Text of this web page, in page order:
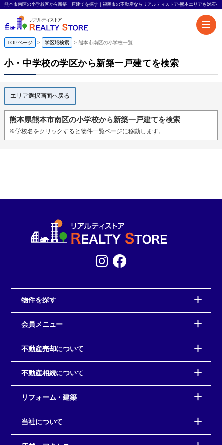
熊本市南区の小学校区から新築一戸建てを探す｜福岡市の不動産ならリアルティストア-熊本エリアも対応-
TOPページ 学区域検索 熊本市南区の小学校一覧
小・中学校の学区から新築一戸建てを検索
エリア選択画面へ戻る
熊本県熊本市南区の小学校から新築一戸建てを検索
※学校名をクリックすると物件一覧ページに移動します。
物件を探す
会員メニュー
不動産売却について
不動産相続について
リフォーム・建築
当社について